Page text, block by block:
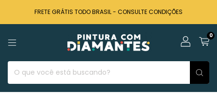
FRETE GRÁTIS TODO BRASIL - CONSULTE CONDIÇÕES
0